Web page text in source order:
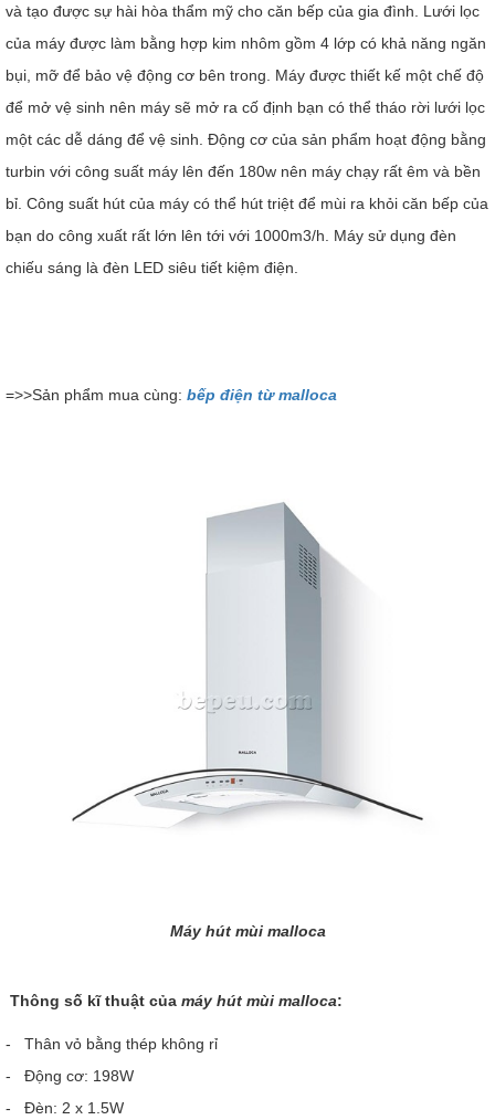
và tạo được sự hài hòa thẩm mỹ cho căn bếp của gia đình. Lưới lọc
của máy được làm bằng hợp kim nhôm gồm 4 lớp có khả năng ngăn
bụi, mỡ để bảo vệ động cơ bên trong. Máy được thiết kế một chế độ
để mở vệ sinh nên máy sẽ mở ra cố định bạn có thể tháo rời lưới lọc
một các dễ dáng để vệ sinh. Động cơ của sản phẩm hoạt động bằng
turbin với công suất máy lên đến 180w nên máy chạy rất êm và bền
bỉ. Công suất hút của máy có thể hút triệt để mùi ra khỏi căn bếp của
bạn do công xuất rất lớn lên tới với 1000m3/h. Máy sử dụng đèn
chiếu sáng là đèn LED siêu tiết kiệm điện.
=>>Sản phẩm mua cùng: bếp điện từ malloca
Máy hút mùi malloca
Thông số kĩ thuật của máy hút mùi malloca:
- Thân vỏ bằng thép không rỉ
- Động cơ: 198W
- Đèn: 2 x 1.5W